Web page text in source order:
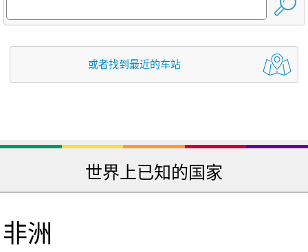
或者找到最近的车站
世界上已知的国家
非洲